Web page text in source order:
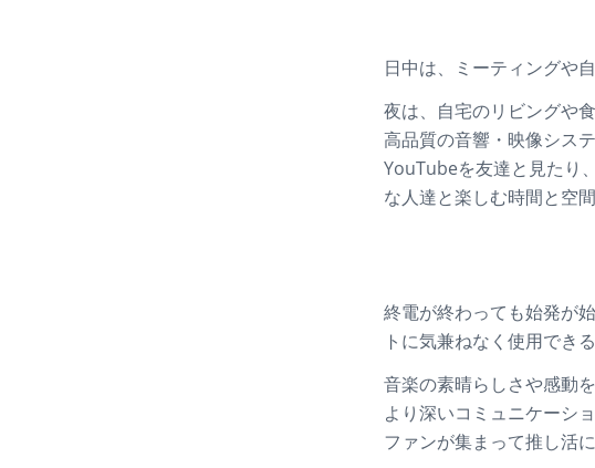
日中は、ミーティングや
夜は、自宅のリビングや
高品質の音響・映像シス
YouTubeを友達と見たり
な人達と楽しむ時間と空
終電が終わっても始発が
トに気兼ねなく使用でき
音楽の素晴らしさや感動
より深いコミュニケーシ
ファンが集まって推し活